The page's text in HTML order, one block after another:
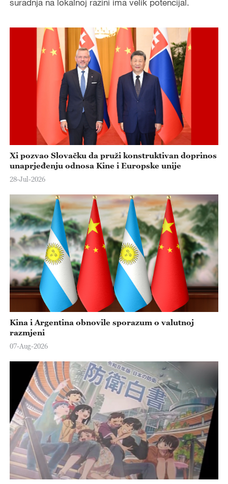
d
e
suradnja na lokalnoj razini ima velik potencijal.
Xi pozvao Slovačku da pruži konstruktivan doprinos
unaprjeđenju odnosa Kine i Europske unije
28-Jul-2026
Kina i Argentina obnovile sporazum o valutnoj
razmjeni
07-Aug-2026